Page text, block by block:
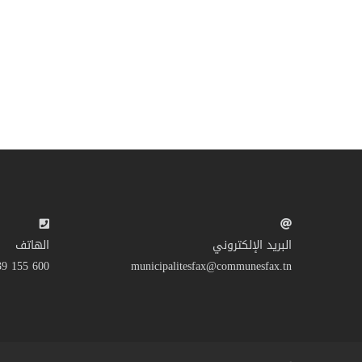
الهاتف
600 155 39 216+
البريد الإلكتروني
municipalitesfax@communesfax.tn